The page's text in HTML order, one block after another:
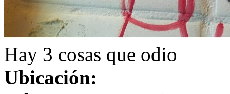
Hay 3 cosas que odio
Ubicación: